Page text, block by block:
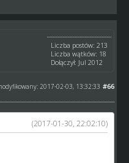
Liczba postów: 213
Liczba wątków: 18
Dołączył: Jul 2012
#66
2017-02-03, 13:32:33
(2017-01-30, 22:02:10)